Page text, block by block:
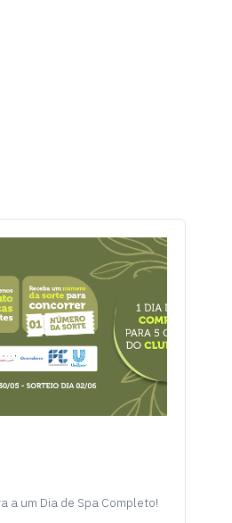
a um Dia de Spa Completo!